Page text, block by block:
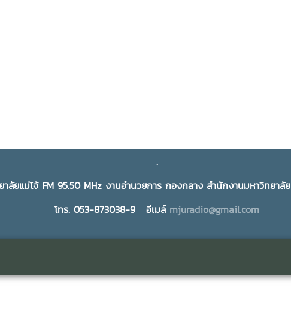
.
ลัยแม่โจ้ FM 95.50 MHz งานอำนวยการ กองกลาง สำนักงานมหาวิทยาลั
โทร. 053-873038-9 อีเมล์ mjuradio@gmail.com